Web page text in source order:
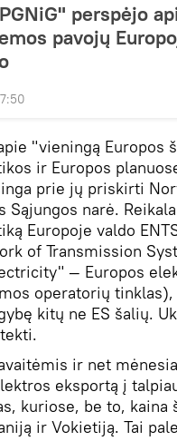
perspėjo
pavojų
"vieningą Europos
ir Europos
prie jų priskirti
Sąjungos narė.
Europoje valdo
of Transmission
— Europos
operatorių
kitų ne ES šalių.
ir net
eksportą į
kuriose, be to, kaina
ir Vokietiją. Tai